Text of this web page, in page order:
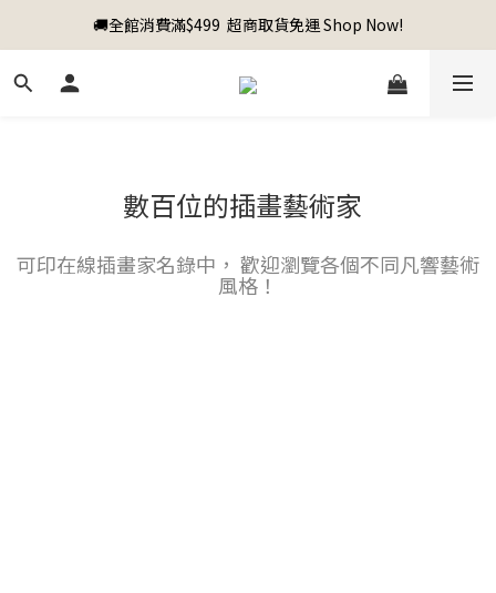
🚚全館消費滿$499  超商取貨免運 Shop Now!
數百位的插畫藝術家
可印在線插畫家名錄中， 歡迎瀏覽各個不同凡響藝術
風格！